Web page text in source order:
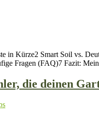
in Kürze2 Smart Soil vs.
Fragen (FAQ)7 Fazit:
die deinen